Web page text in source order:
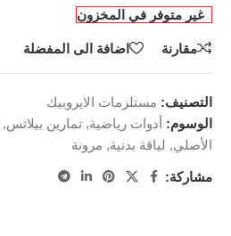
غير متوفر في المخزون
مقارنة اضافة الى المفضلة
التصنيف: مستلزمات الايروبيك
الوسوم: أدوات رياضية, تمارين بيلاتس,
الأصلي, لياقة بدنية, مرونة
مشاركة: